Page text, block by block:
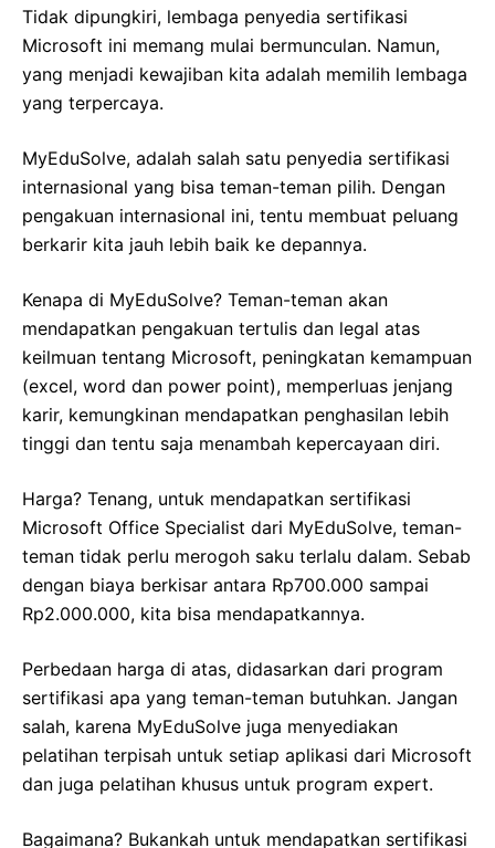
Tidak dipungkiri, lembaga penyedia sertifikasi
Microsoft ini memang mulai bermunculan. Namun,
yang menjadi kewajiban kita adalah memilih lembaga
yang terpercaya.
MyEduSolve, adalah salah satu penyedia sertifikasi
internasional yang bisa teman-teman pilih. Dengan
pengakuan internasional ini, tentu membuat peluang
berkarir kita jauh lebih baik ke depannya.
Kenapa di MyEduSolve? Teman-teman akan
mendapatkan pengakuan tertulis dan legal atas
keilmuan tentang Microsoft, peningkatan kemampuan
(excel, word dan power point), memperluas jenjang
karir, kemungkinan mendapatkan penghasilan lebih
tinggi dan tentu saja menambah kepercayaan diri.
Harga? Tenang, untuk mendapatkan sertifikasi
Microsoft Office Specialist dari MyEduSolve, teman-
teman tidak perlu merogoh saku terlalu dalam. Sebab
dengan biaya berkisar antara Rp700.000 sampai
Rp2.000.000, kita bisa mendapatkannya.
Perbedaan harga di atas, didasarkan dari program
sertifikasi apa yang teman-teman butuhkan. Jangan
salah, karena MyEduSolve juga menyediakan
pelatihan terpisah untuk setiap aplikasi dari Microsoft
dan juga pelatihan khusus untuk program expert.
Bagaimana? Bukankah untuk mendapatkan sertifikasi